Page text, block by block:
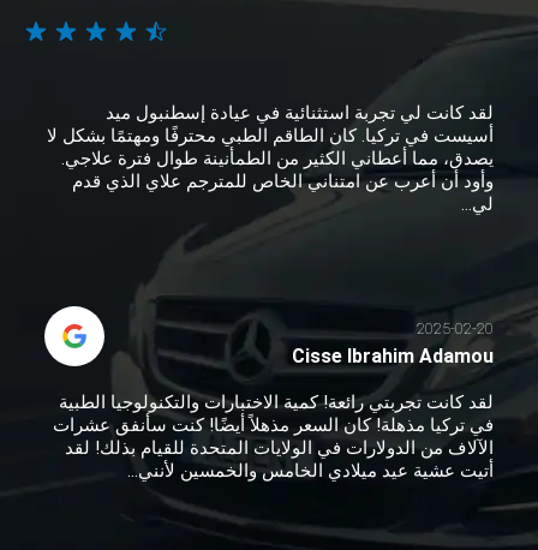
لقد كانت لي تجربة استثنائية في عيادة إسطنبول ميد
أسيست في تركيا. كان الطاقم الطبي محترفًا ومهتمًا بشكل لا
يصدق، مما أعطاني الكثير من الطمأنينة طوال فترة علاجي.
وأود أن أعرب عن امتناني الخاص للمترجم علاي الذي قدم
لي...
2025-02-20
Cisse Ibrahim Adamou
لقد كانت تجربتي رائعة! كمية الاختبارات والتكنولوجيا الطبية
في تركيا مذهلة! كان السعر مذهلاً أيضًا! كنت سأنفق عشرات
الآلاف من الدولارات في الولايات المتحدة للقيام بذلك! لقد
أتيت عشية عيد ميلادي الخامس والخمسين لأنني...